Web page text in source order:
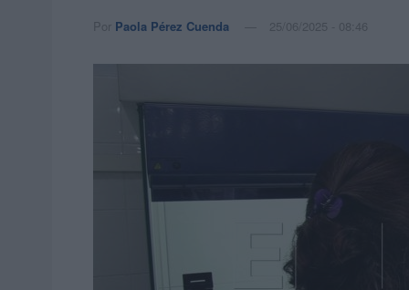
Por Paola Pérez Cuenda 25/06/2025 - 08:46